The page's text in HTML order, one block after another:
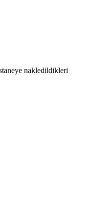
nakledildikleri